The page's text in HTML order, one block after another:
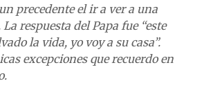
precedente el ir a ver a una
respuesta del Papa fue “este
la vida, yo voy a su casa”.
excepciones que recuerdo en